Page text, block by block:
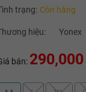
trạng: Còn hàng
hiệu: Yonex
bán: